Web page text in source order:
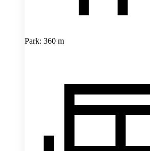
Park: 360 m